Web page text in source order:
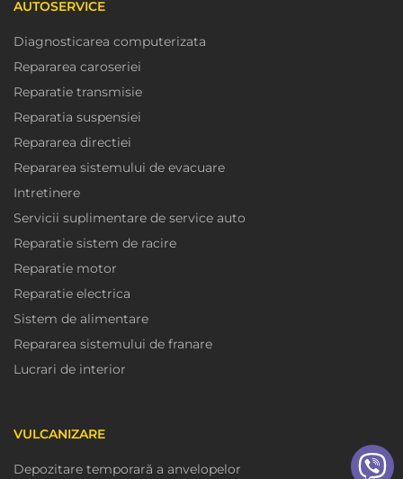
AUTOSERVICE
Diagnosticarea computerizata
Repararea caroseriei
Reparatie transmisie
Reparatia suspensiei
Repararea directiei
Repararea sistemului de evacuare
Intretinere
Servicii suplimentare de service auto
Reparatie sistem de racire
Reparatie motor
Reparatie electrica
Sistem de alimentare
Repararea sistemului de franare
Lucrari de interior
VULCANIZARE
Depozitare temporară a anvelopelor